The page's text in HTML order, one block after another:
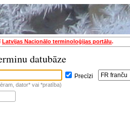
Latvijas Nacionālo terminoloģijas portālu.
datubāze
Precīzi
dator* vai *pratība)